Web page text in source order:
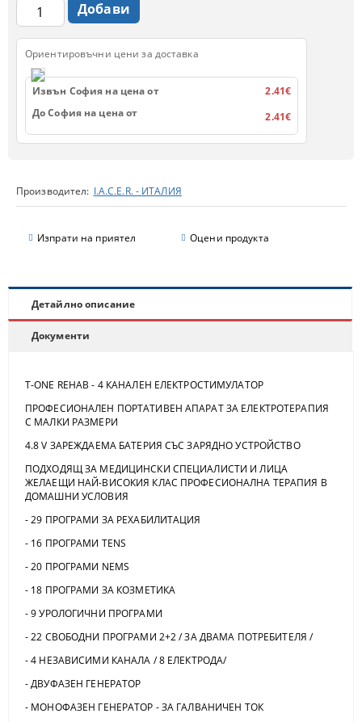
Производител: I.A.C.E.R. - ИТАЛИЯ
Изпрати на приятел Оцени продукта
Ориентировъчни цени за доставка
Извън София на цена от
2.41€
До София на цена от
2.41€
Детайлно описание
Документи
T-ONE REHAB - 4 КАНАЛЕН ЕЛЕКТРОСТИМУЛАТОР
ПРОФЕСИОНАЛЕН ПОРТАТИВЕН АПАРАТ ЗА ЕЛЕКТРОТЕРАПИЯ
С МАЛКИ РАЗМЕРИ
4.8 V ЗАРЕЖДАЕМА БАТЕРИЯ СЪС ЗАРЯДНО УСТРОЙСТВО
ПОДХОДЯЩ ЗА МЕДИЦИНСКИ СПЕЦИАЛИСТИ И ЛИЦА
ЖЕЛАЕЩИ НАЙ-ВИСОКИЯ КЛАС ПРОФЕСИОНАЛНА ТЕРАПИЯ В
ДОМАШНИ УСЛОВИЯ
- 29 ПРОГРАМИ ЗА РЕХАБИЛИТАЦИЯ
- 16 ПРОГРАМИ TENS
- 20 ПРОГРАМИ NEMS
- 18 ПРОГРАМИ ЗА КОЗМЕТИКА
- 9 УРОЛОГИЧНИ ПРОГРАМИ
- 22 СВОБОДНИ ПРОГРАМИ 2+2 / ЗА ДВАМА ПОТРЕБИТЕЛЯ /
- 4 НЕЗАВИСИМИ КАНАЛА / 8 ЕЛЕКТРОДА/
- ДВУФАЗЕН ГЕНЕРАТОР
- МОНОФАЗЕН ГЕНЕРАТОР - ЗА ГАЛВАНИЧЕН ТОК